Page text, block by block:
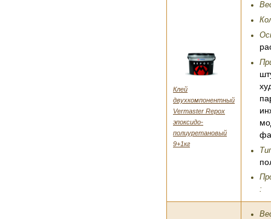
Клей
двухкомпонентный
Vermaster Repox
эпоксидо-
полиуретановый
9+1кг
: